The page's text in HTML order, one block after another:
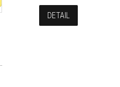
DETAIL